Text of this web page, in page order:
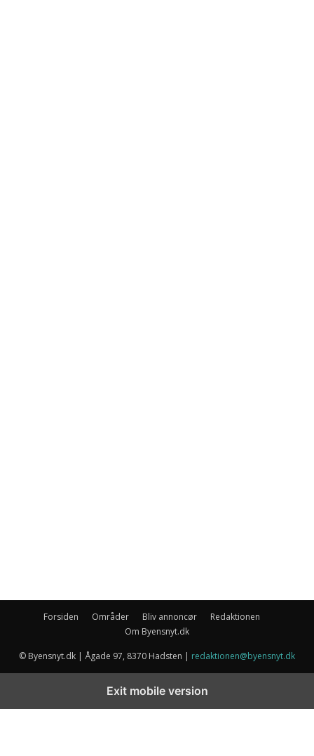
Forsiden Områder Bliv annoncør
Redaktionen
Om Byensnyt.dk
© Byensnyt.dk | Ågade 97, 8370 Hadsten | redaktionen@byensnyt.dk
Exit mobile version